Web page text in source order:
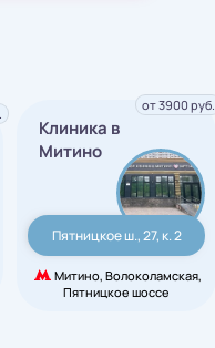
Клиника в
Митино
Пятницкое ш., 27, к. 2
Митино, Волоколамская,
Пятницкое шоссе
от 3900 руб.